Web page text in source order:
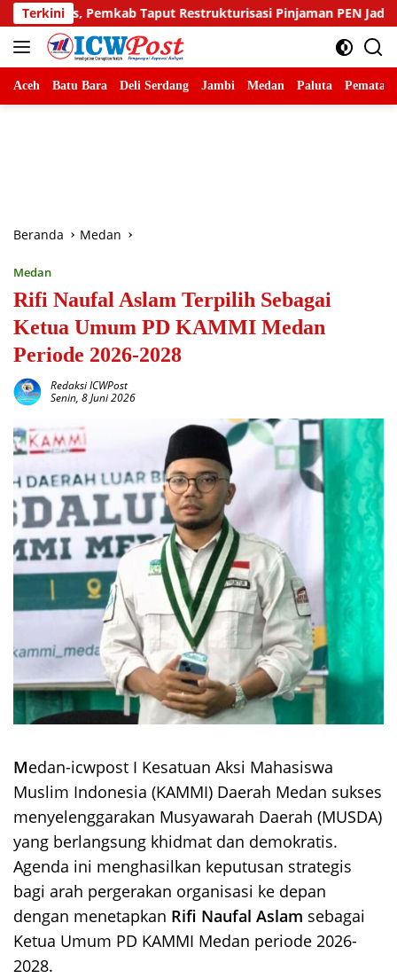
Langsung
ke
konten
Terkini
Restrukturisasi Pinjaman PEN Jadi 15 Tahun‎‎
Aceh Batu Bara Deli Serdang Jambi Medan Paluta
Beranda Medan
Medan
Rifi Naufal Aslam Terpilih Sebagai
Ketua Umum PD KAMMI Medan
Periode 2026-2028
Redaksi ICWPost
Senin, 8 Juni 2026
Medan-icwpost I Kesatuan Aksi Mahasiswa
Muslim Indonesia (KAMMI) Daerah Medan sukses
menyelenggarakan Musyawarah Daerah (MUSDA)
yang berlangsung khidmat dan demokratis.
Agenda ini menghasilkan keputusan strategis
bagi arah pergerakan organisasi ke depan
dengan menetapkan Rifi Naufal Aslam sebagai
Ketua Umum PD KAMMI Medan periode 2026-
2028.